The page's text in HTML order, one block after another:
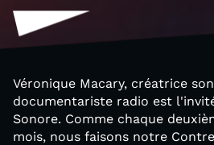
Véronique Macary, créatrice
documentariste radio est
Sonore. Comme chaque
mois, nous faisons notre